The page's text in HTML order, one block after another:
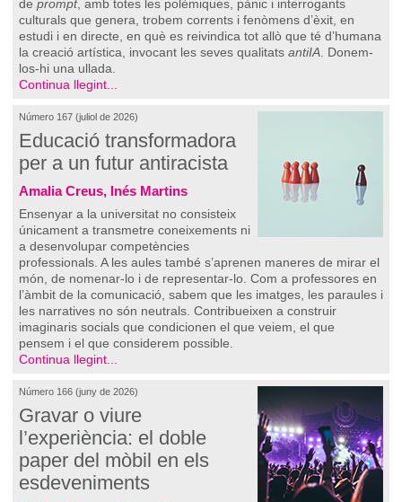
de prompt, amb totes les polèmiques, pànic i interrogants
culturals que genera, trobem corrents i fenòmens d’èxit, en
estudi i en directe, en què es reivindica tot allò que té d’humana
la creació artística, invocant les seves qualitats antiIA . Donem-
los-hi una ullada.
Continua llegint...
Número 167 (juliol de 2026)
Educació transformadora
per a un futur antiracista
Amalia Creus, Inés Martins
Ensenyar a la universitat no consisteix
únicament a transmetre coneixements ni
a desenvolupar competències
professionals. A les aules també s’aprenen maneres de mirar el
món, de nomenar-lo i de representar-lo. Com a professores en
l’àmbit de la comunicació, sabem que les imatges, les paraules i
les narratives no són neutrals. Contribueixen a construir
imaginaris socials que condicionen el que veiem, el que
pensem i el que considerem possible.
Continua llegint...
Número 166 (juny de 2026)
Gravar o viure
l’experiència: el doble
paper del mòbil en els
esdeveniments